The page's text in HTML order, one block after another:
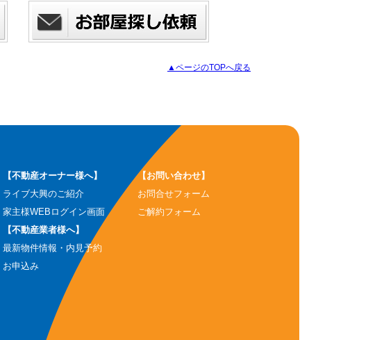
▲ページのTOPへ戻る
【不動産オーナー様へ】
ライブ大興のご紹介
家主様WEBログイン画面
【不動産業者様へ】
最新物件情報・内見予約
お申込み
【お問い合わせ】
お問合せフォーム
ご解約フォーム